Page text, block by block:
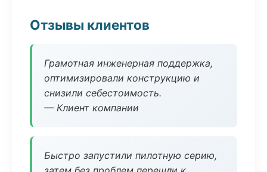
Отзывы клиентов
Грамотная инженерная поддержка,
оптимизировали конструкцию и
снизили себестоимость.
— Клиент компании
Быстро запустили пилотную серию,